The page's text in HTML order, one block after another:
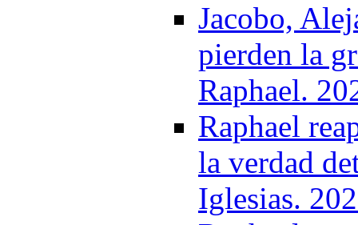
Jacobo,
pierden la
Raphael.
Raphael
la verdad
Iglesias.